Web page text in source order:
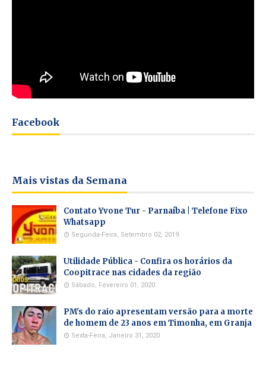
Facebook
Mais vistas da Semana
Contato Yvone Tur - Parnaíba | Telefone Fixo
Whatsapp
Segunda-Feira, Setembro 02, 2019
Utilidade Pública - Confira os horários da
Coopitrace nas cidades da região
Sábado, Fevereiro 01, 2020
PM's do raio apresentam versão para a morte
de homem de 23 anos em Timonha, em Granja
Sexta-Feira, Janeiro 31, 2020